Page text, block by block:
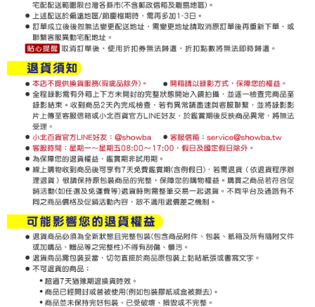
untuk menggunakan AFTEE.
Sila hubungi NP Taiwan Inc. dics_tw@netprotections.co.jpjika anda
mempunyai sebarang kebimbangan mengenai pemprosesan dan
penggunaan pada data peribadi. Jika anda tidak bersetuju dengan data
peribadi yang disenaraikan seperti di atas akan dikumpul dan digunakan
oleh AFTEE, sila jangan gunakan perkhidmatan ini.